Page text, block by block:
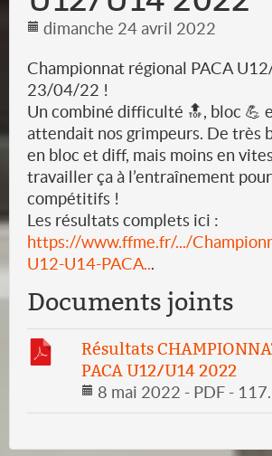
dimanche 24 avril 2022
Championnat régional PACA
23/04/22 !
Un combiné difficulté 🔝, bloc 💪
attendait nos grimpeurs. De très
en bloc et diff, mais moins en
travailler ça à l’entraînement
compétitifs !
Les résultats complets ici :
https://www.ffme.fr/.../
U12-U14-PACA...
Documents joints
Résultats
PACA U12/U14 2022
8 mai 2022 - PDF -